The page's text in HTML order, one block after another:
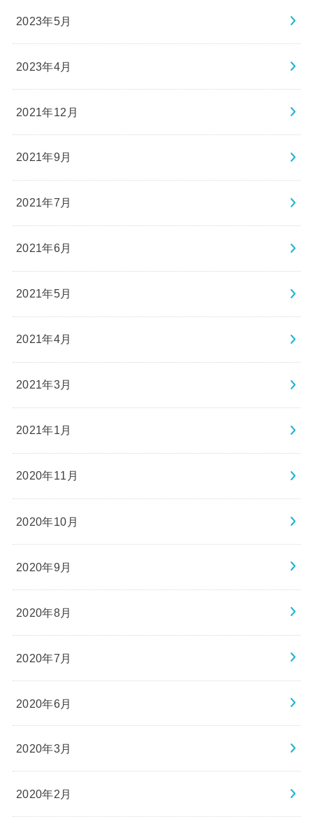
2023年5月
2023年4月
2021年12月
2021年9月
2021年7月
2021年6月
2021年5月
2021年4月
2021年3月
2021年1月
2020年11月
2020年10月
2020年9月
2020年8月
2020年7月
2020年6月
2020年3月
2020年2月